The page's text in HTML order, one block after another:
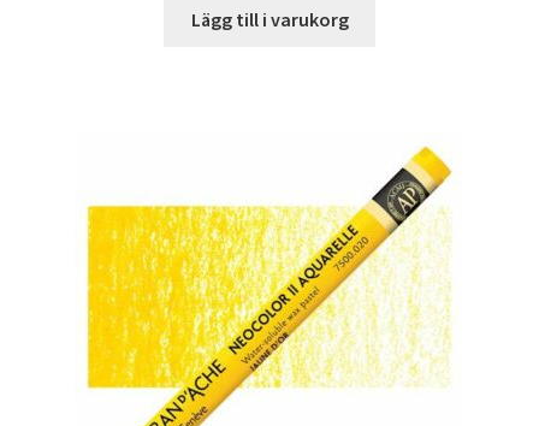
Lägg till i varukorg